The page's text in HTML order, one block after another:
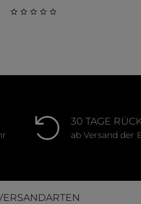
Sternen
30 TAGE
ab Versand der